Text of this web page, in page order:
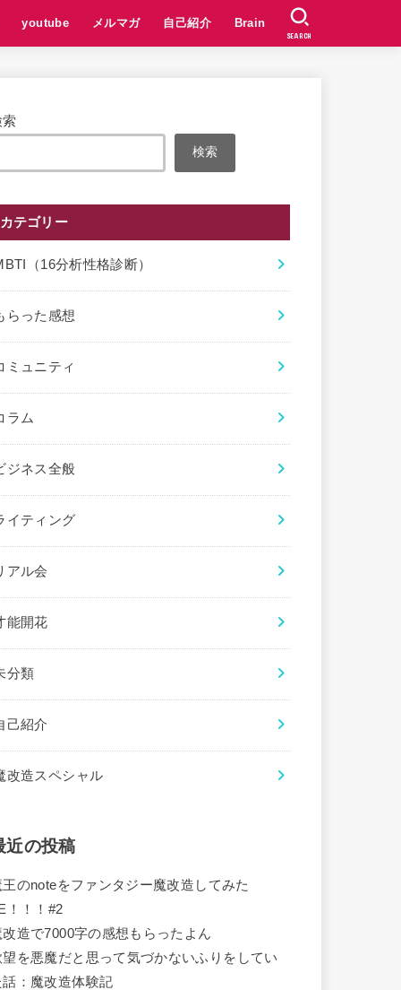
youtube メルマガ 自己紹介 Brain
SEARCH
索
検索
カテゴリー
（16分析性格診断）
らった感想
ミュニティ
ラム
ジネス全般
イティング
アル会
能開花
分類
己紹介
改造スペシャル
近の投稿
王のnoteをファンタジー魔改造してみた
！！！#2
改造で7000字の感想もらったよん
望を悪魔だと思って気づかないふりをしてい
話：魔改造体験記